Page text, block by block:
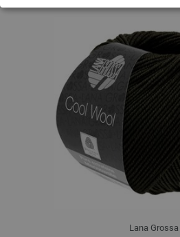
11-beige | EAN: 4033493370950
12-licht olijf | EAN: 4033493370967
13-smaragd | EAN: 4033493370974
14-zwart | EAN: 4033493370981
15-kersenrood | EAN: 4033493390279
16-oudroze | EAN: 4033493390286
17-grijs blauw | EAN: 4033493390293
18-zwartbruin | EAN: 4033493390309
19-mosgroen | EAN: 4033493390316
Lana Grossa